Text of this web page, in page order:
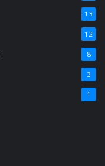
13
12
8
3
1